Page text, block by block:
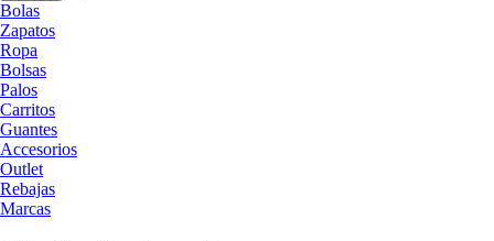
Bolas
Zapatos
Ropa
Bolsas
Palos
Carritos
Guantes
Accesorios
Outlet
Rebajas
Marcas